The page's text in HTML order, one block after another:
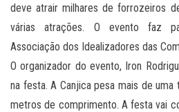
deve atrair milhares de forrozeiros
várias atrações. O evento faz
Associação dos Idealizadores das
O organizador do evento, Iron
na festa. A Canjica pesa mais de
metros de comprimento. A festa vai